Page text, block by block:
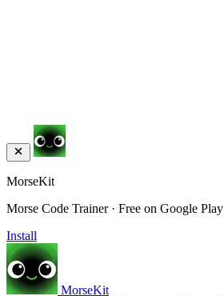
MorseKit
Morse Code Trainer · Free on Google Play
Install
MorseKit